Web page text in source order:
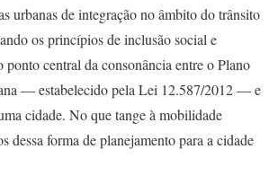
urbanas de integração no âmbito do trânsito
os princípios de inclusão social e
ponto central da consonância entre o Plano
— estabelecido pela Lei 12.587/2012 — e
cidade. No que tange à mobilidade
dessa forma de planejamento para a cidade